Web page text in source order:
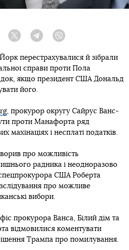
Twitter TelegramViber
перестрахувалися й зібрали
справи проти Пола
якщо президент США Дональд
його.
, прокурор округу Сайрус Ванс-
проти Манафорта ряд
махінаціях і несплаті податків.
про можливість
радника і неодноразово
США Роберта
про можливе
вибори.
прокурора Ванса, Білий дім та
відмовилися коментувати
Трампа про помилування.